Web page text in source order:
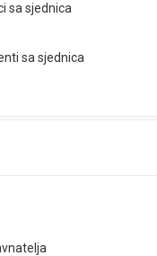
sa sjednica
sa sjednica